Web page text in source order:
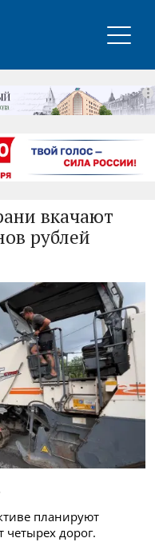
вкачают
рублей
планируют
четырех дорог.